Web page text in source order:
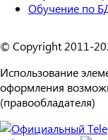
Обучение по
© Copyright 2011-
Использование
оформления
(правообладателя)